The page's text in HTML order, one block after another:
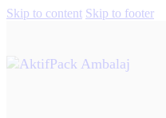
Skip to content Skip to footer